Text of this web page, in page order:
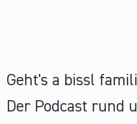
Geht's a bissl
Der Podcast rund